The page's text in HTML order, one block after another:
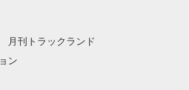
月刊トラックランド
ン